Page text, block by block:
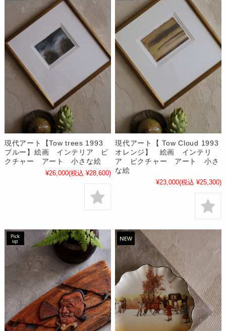
現代アート【Tow trees 1993
ブルー】絵画 インテリア ピ
クチャー アート 小さな絵
¥26,000(税込 ¥28,600)
現代アート【 Tow Cloud 1993
オレンジ】 絵画 インテリ
ア ピクチャー アート 小さ
な絵
¥23,000(税込 ¥25,300)